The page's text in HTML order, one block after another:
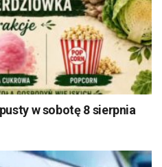
w sobotę 8 sierpnia